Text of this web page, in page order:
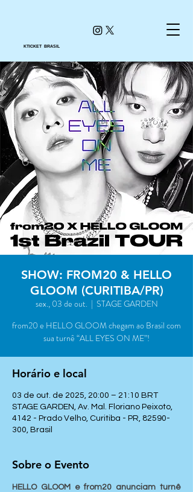
KTICKET BRASIL
SHOW: FROM20 & HELLO
GLOOM (CURITIBA/PR)
sex., 03 de out.
  |
STAGE GARDEN
from20 e HELLO GLOOM chegam ao Brasil com
sua turnê “ALL EYES ON ME”!
Horário e local
03 de out. de 2025, 20:00 – 21:10 BRT
STAGE GARDEN, Av. Mal. Floriano Peixoto,
4142 - Prado Velho, Curitiba - PR, 82590-
300, Brasil
Sobre o Evento
HELLO GLOOM e from20 anunciam turnê